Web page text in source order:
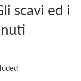
scavi ed i